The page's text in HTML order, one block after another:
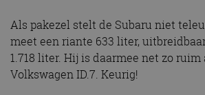
Als pakezel stelt de Subaru niet
meet een riante 633 liter,
1.718 liter. Hij is daarmee net zo ruim
Volkswagen ID.7. Keurig!